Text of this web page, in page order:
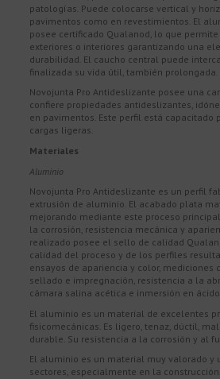
patologías. Puede colocarse vertical y
pavimentos como en revestimientos. El
posee certificado Qualanod, lo que
exteriores o interiores garantizando una
durabilidad. El caucho central puede
finalizada su vida útil, también prolongada.
Novojunta Pro Antideslizante posee una
confiere propiedades antideslizantes,
en pavimentos. Este perfil está capacitado
cargas ligeras.
Materiales
Aluminio
Novojunta Pro Antideslizante es un perfil
extrusión de aluminio. El acabado plata
mejorando mediante este proceso
la corrosión, resistencia mecánica y
realizado posee el sello de calidad
calidad del proceso y de los perfiles
ensayos de apariencia y color, mediciones
sellado e impregnación, resistencia a la
cámara salina acética e inmersión en
El aluminio es un material de excelentes
fisicomecánicas. Es ligero, tenaz, dúctil,
durable. Su resistencia a la corrosión y al
El aluminio es un material muy valorado y
sectores, especialmente en la construcción.